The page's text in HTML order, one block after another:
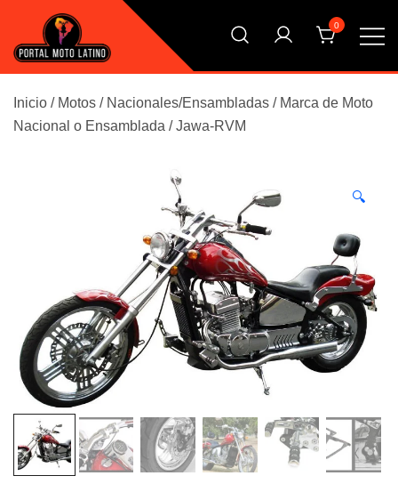
contenido
Argentina
El Primer Shopping Multi Comercios de la Moto Online
0
Inicio / Motos / Nacionales/Ensambladas / Marca de Moto
Nacional o Ensamblada /Jawa-RVM
🔍